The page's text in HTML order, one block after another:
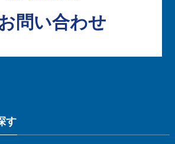
問い合わせ
す